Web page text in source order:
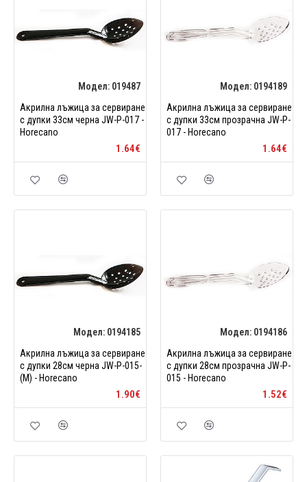
Модел: 019487
Акрилна лъжица за сервиране
с дупки 33см черна JW-P-017 -
Horecano
1.64€
Модел: 0194189
Акрилна лъжица за сервиране
с дупки 33см прозрачна JW-P-
017 - Horecano
1.64€
Модел: 0194185
Акрилна лъжица за сервиране
с дупки 28см черна JW-P-015-
(M) - Horecano
1.90€
Модел: 0194186
Акрилна лъжица за сервиране
с дупки 28см прозрачна JW-P-
015 - Horecano
1.52€